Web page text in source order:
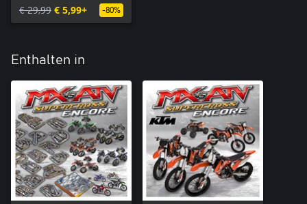
€ 29,99 € 5,99+ -80%
Enthalten in